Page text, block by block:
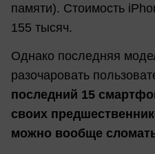
памяти). Стоимость
155 тысяч.
Однако последняя
разочаровать
последний 15
своих
можно вообще